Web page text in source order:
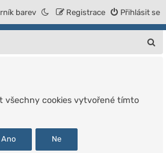
Přihlásit se
Registrace
barev
všechny cookies vytvořené tímto